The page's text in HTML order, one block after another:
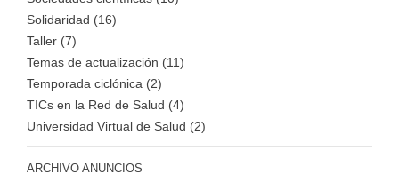
Solidaridad (16)
Taller (7)
Temas de actualización (11)
Temporada ciclónica (2)
TICs en la Red de Salud (4)
Universidad Virtual de Salud (2)
ARCHIVO ANUNCIOS